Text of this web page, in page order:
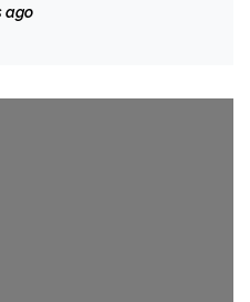
ago